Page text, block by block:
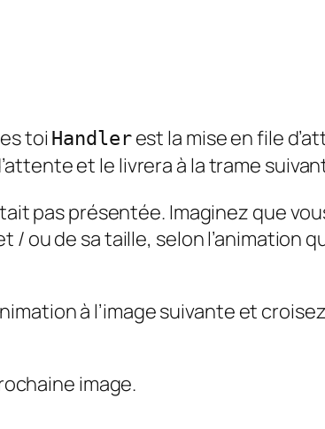
toi Handlerest la mise en file
et le livrera à la trame
pas présentée. Imaginez que
/ ou de sa taille, selon l’animation
à l’image suivante et
image.